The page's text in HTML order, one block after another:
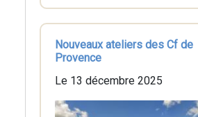
Nouveaux ateliers des Cf de
Provence
Le 13 décembre 2025